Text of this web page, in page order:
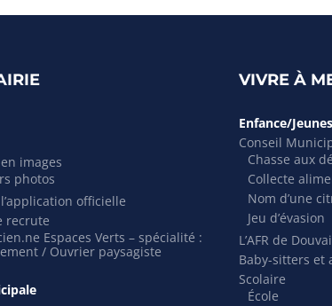
images
photos
officielle
recrute
Espaces Verts – spécialité :
/ Ouvrier paysagiste
VIVRE À
Enfance/
Conseil
Chasse aux
Collecte
Nom d’une
Jeu d’évasion
L’AFR de
Baby-sitters et
Scolaire
École